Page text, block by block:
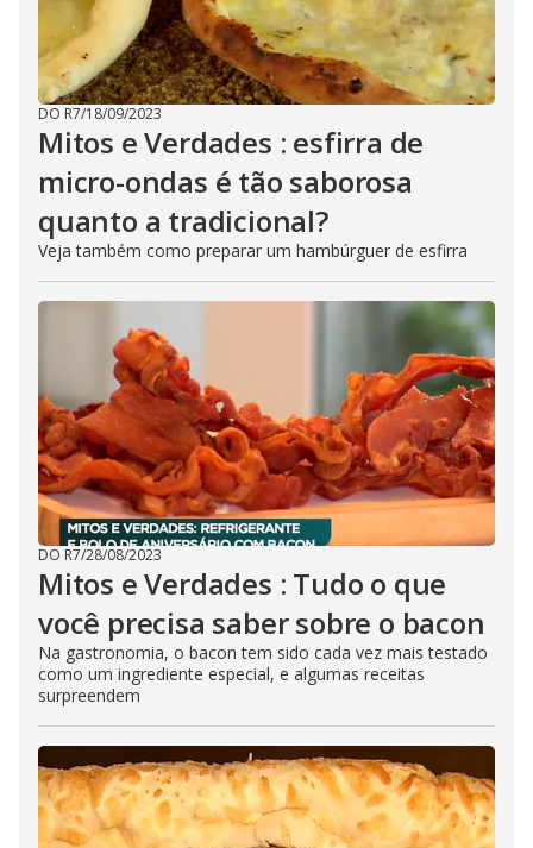
DO R7/18/09/2023
Mitos e Verdades : esfirra de
micro-ondas é tão saborosa
quanto a tradicional?
Veja também como preparar um hambúrguer de esfirra
DO R7/28/08/2023
Mitos e Verdades : Tudo o que
você precisa saber sobre o bacon
Na gastronomia, o bacon tem sido cada vez mais testado
como um ingrediente especial, e algumas receitas
surpreendem